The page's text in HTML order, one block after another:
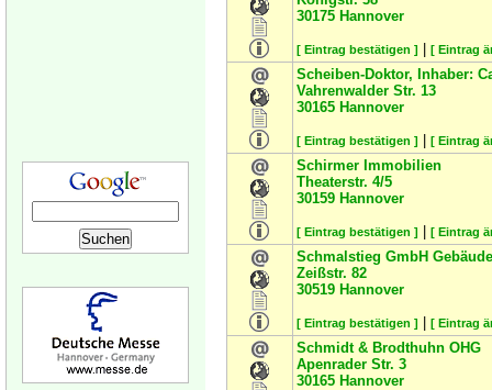
30175 Hannover
[ Eintrag bestätigen ] [ Eintrag
Scheiben-Doktor, Inhaber:
Vahrenwalder Str. 13
30165 Hannover
[ Eintrag bestätigen ] [ Eintrag
Schirmer Immobilien
Theaterstr. 4/5
30159 Hannover
[ Eintrag bestätigen ] [ Eintrag
Schmalstieg GmbH
Zeißstr. 82
30519 Hannover
[ Eintrag bestätigen ] [ Eintrag
Schmidt & Brodthuhn OHG
Apenrader Str. 3
30165 Hannover